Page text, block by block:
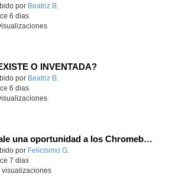
educativo.
por Beatriz B.
6 dias
O INVENTADA?
educativo.
por Beatriz B.
6 dias
Dale una oportunidad a los Chromebooks y utiliza un proyector para realizar talleres si no tienes pantallas táctiles
educativo.
por Felicisimo G.
7 dias
visualizaciones